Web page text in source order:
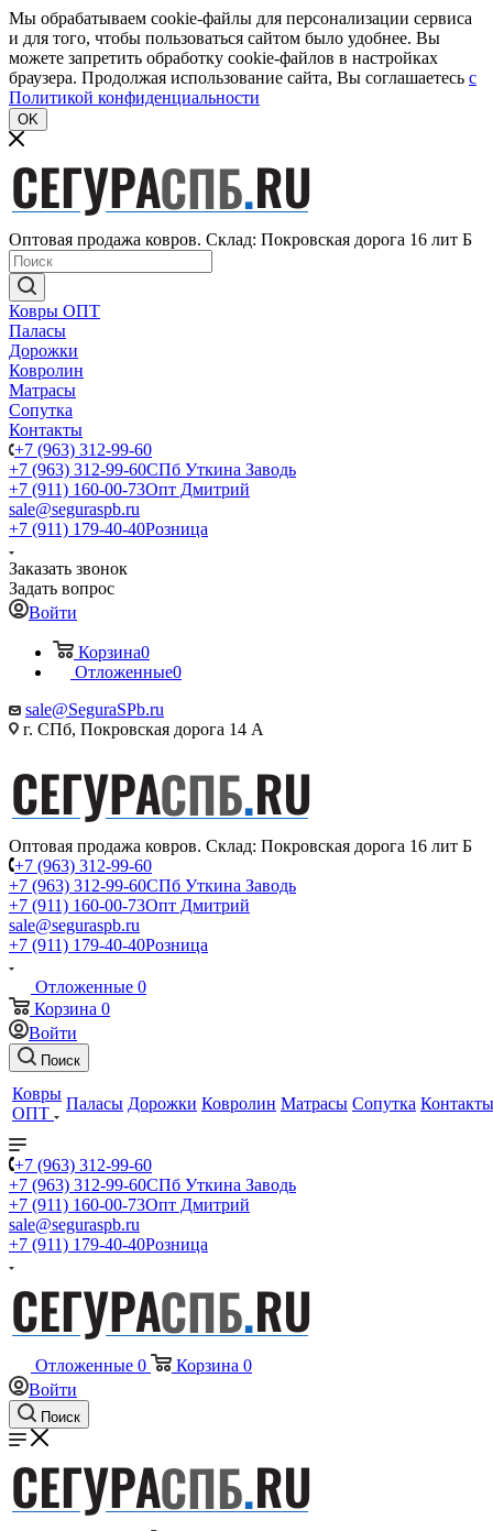
Мы обрабатываем cookie-файлы для персонализации сервиса
и для того, чтобы пользоваться сайтом было удобнее. Вы
можете запретить обработку cookie-файлов в настройках
браузера. Продолжая использование сайта, Вы соглашаетесь c
Политикой конфиденциальности
OK
Оптовая продажа ковров. Склад: Покровская дорога 16 лит Б
Ковры ОПТ
Паласы
Дорожки
Ковролин
Матрасы
Сопутка
Контакты
+7 (963) 312-99-60
+7 (963) 312-99-60СПб Уткина Заводь
+7 (911) 160-00-73Опт Дмитрий
sale@seguraspb.ru
+7 (911) 179-40-40Розница
Заказать звонок
Задать вопрос
Войти
Корзина0
Отложенные0
sale@SeguraSPb.ru
г. СПб, Покровская дорога 14 А
Оптовая продажа ковров. Склад: Покровская дорога 16 лит Б
+7 (963) 312-99-60
+7 (963) 312-99-60СПб Уткина Заводь
+7 (911) 160-00-73Опт Дмитрий
sale@seguraspb.ru
+7 (911) 179-40-40Розница
Отложенные 0
Корзина 0
Войти
Поиск
Ковры
ОПТ
Паласы Дорожки Ковролин Матрасы Сопутка Контакты
+7 (963) 312-99-60
+7 (963) 312-99-60СПб Уткина Заводь
+7 (911) 160-00-73Опт Дмитрий
sale@seguraspb.ru
+7 (911) 179-40-40Розница
Отложенные 0 Корзина 0
Войти
Поиск